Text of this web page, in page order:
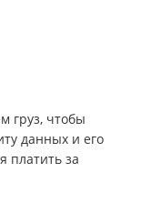
груз, чтобы
данных и его
платить за